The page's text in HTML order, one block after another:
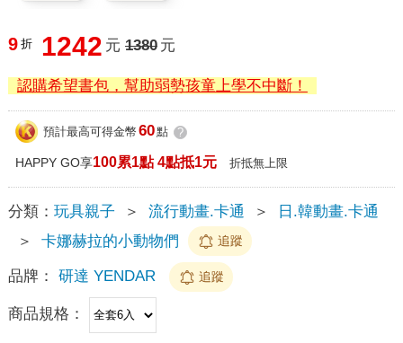
9 折 1242 元 1380 元
認購希望書包，幫助弱勢孩童上學不中斷！
預計最高可得金幣 60點 ?
HAPPY GO享100累1點 4點抵1元 折抵無上限
分類： 玩具親子 ＞ 流行動畫.卡通 ＞
日.韓動畫.卡通
＞
卡娜赫拉的小動物們 追蹤
品牌： 研達 YENDAR 追蹤
商品規格：